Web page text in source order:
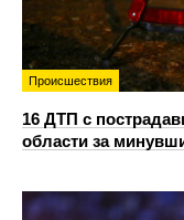
Происшествия
16 ДТП с
области за